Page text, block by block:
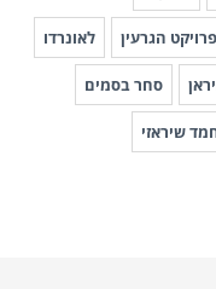
פרויקט הגרעין לאונרדו
סחר בסמים
שיראזי